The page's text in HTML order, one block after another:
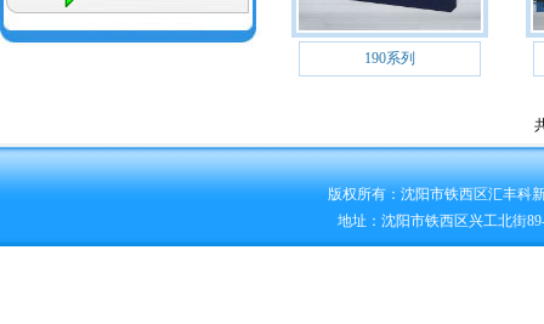
190系列
版权所有：沈阳市铁西区汇丰
地址：沈阳市铁西区兴工北街